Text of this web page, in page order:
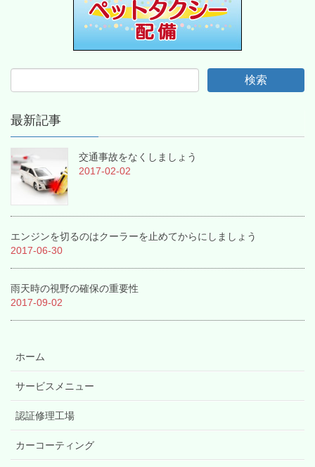
最新記事
交通事故をなくしましょう
2017-02-02
エンジンを切るのはクーラーを止めてからにしましょう
2017-06-30
雨天時の視野の確保の重要性
2017-09-02
ホーム
サービスメニュー
認証修理工場
カーコーティング